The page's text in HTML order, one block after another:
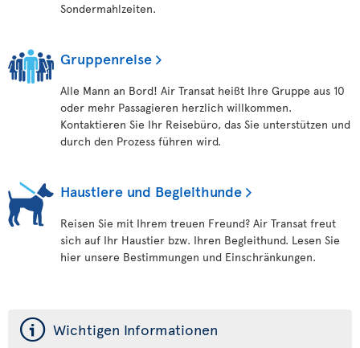
Sondermahlzeiten.
Gruppenreise
Alle Mann an Bord! Air Transat heißt Ihre Gruppe aus 10
oder mehr Passagieren herzlich willkommen.
Kontaktieren Sie Ihr Reisebüro, das Sie unterstützen und
durch den Prozess führen wird.
Haustiere und Begleithunde
Reisen Sie mit Ihrem treuen Freund? Air Transat freut
sich auf Ihr Haustier bzw. Ihren Begleithund. Lesen Sie
hier unsere Bestimmungen und Einschränkungen.
ý Wichtigen Informationen